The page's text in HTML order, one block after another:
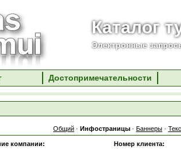
Каталог
Электронные
Достопримечательности
Общий · Инфостраницы · Баннеры ·
компании: Номер клиента: